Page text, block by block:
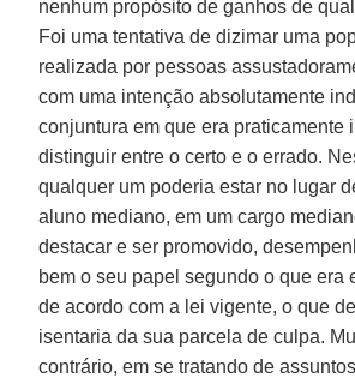
nenhum propósito de ganhos de
Foi uma tentativa de dizimar uma
realizada por pessoas
com uma intenção absolutamente
conjuntura em que era praticamente
distinguir entre o certo e o errado.
qualquer um poderia estar no lugar
aluno mediano, em um cargo
destacar e ser promovido,
bem o seu papel segundo o que era
de acordo com a lei vigente, o que
isentaria da sua parcela de culpa.
contrário, em se tratando de